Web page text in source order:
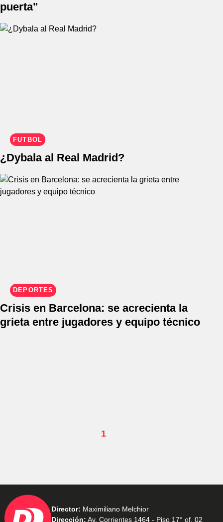
puerta"
FÚTBOL
¿Dybala al Real Madrid?
DEPORTES
Crisis en Barcelona: se acrecienta la
grieta entre jugadores y equipo técnico
1
Director: Maximiliano Melchior
Dirección: Av. Corrientes 1464 - Piso 17° of. 02